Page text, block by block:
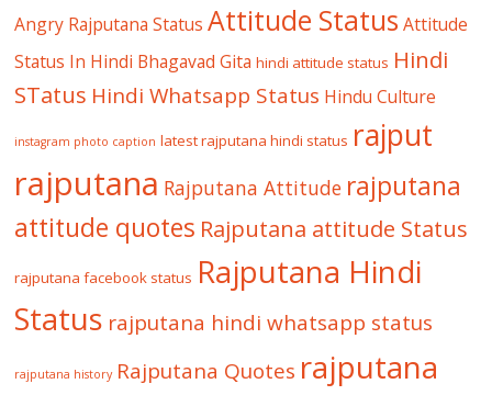
Angry Rajputana Status Attitude Status Attitude
Status In Hindi Bhagavad Gita hindi attitude status Hindi
STatus Hindi Whatsapp Status Hindu Culture
instagram photo caption latest rajputana hindi status rajput
rajputana Rajputana Attitude rajputana
attitude quotes Rajputana attitude Status
rajputana facebook status Rajputana Hindi
Status rajputana hindi whatsapp status
rajputana history Rajputana Quotes rajputana